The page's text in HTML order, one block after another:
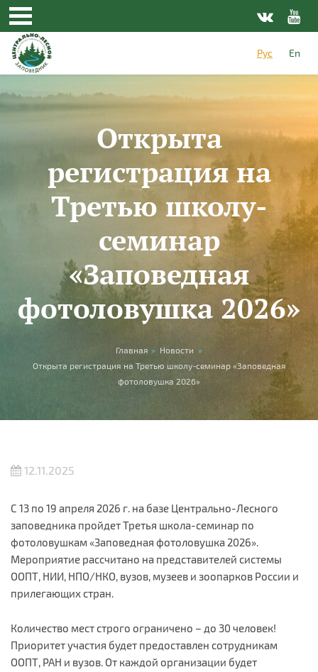
Перейти к основному содержанию
Рус
En
Открыта
регистрация на
Третью школу-
семинар
«Заповедная
фотоловушка 2026»
Вы здесь Главная » Новости »
Открыта регистрация на Третью школу-семинар «Заповедная
фотоловушка 2026»
12.11.2025
С 13 по 19 апреля 2026 г. на базе Центрально-Лесного
заповедника пройдет Третья школа-семинар по
фотоловушкам «Заповедная фотоловушка 2026».
Мероприятие рассчитано на представителей системы
ООПТ, НИИ, НПО/НКО, вузов, музеев и зоопарков России и
прилегающих стран.
Количество мест строго ограничено – до 30 человек!
Приоритет участия будет предоставлен сотрудникам
ООПТ, РАН и вузов. От каждой организации будет